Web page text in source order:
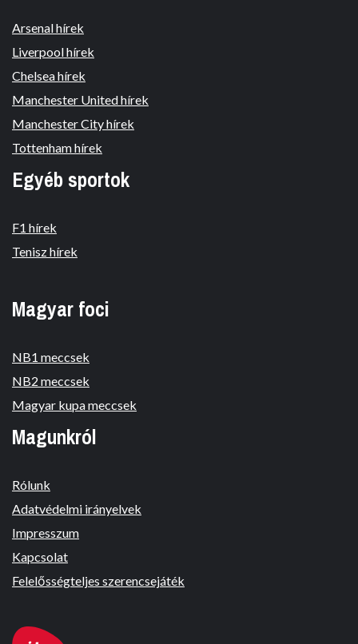
Arsenal hírek
Liverpool hírek
Chelsea hírek
Manchester United hírek
Manchester City hírek
Tottenham hírek
Egyéb sportok
F1 hírek
Tenisz hírek
Magyar foci
NB1 meccsek
NB2 meccsek
Magyar kupa meccsek
Magunkról
Rólunk
Adatvédelmi irányelvek
Impresszum
Kapcsolat
Felelősségteljes szerencsejáték